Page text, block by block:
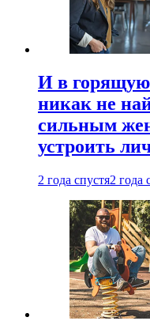
И в горящую
никак не
сильным
устроить
2 года спустя2 года